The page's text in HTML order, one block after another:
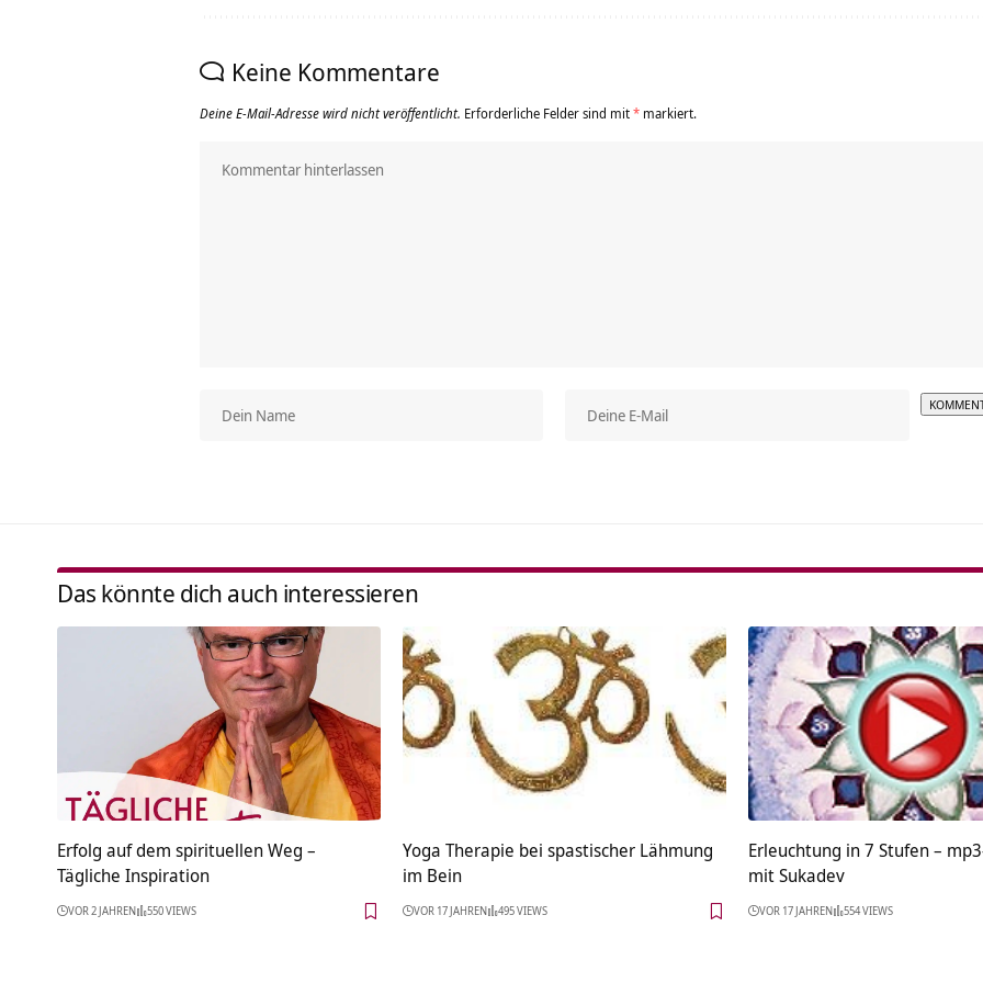
Keine Kommentare
Deine E-Mail-Adresse wird nicht veröffentlicht. Erforderliche Felder sind mit* markiert.
Das könnte dich auch interessieren
Erfolg auf dem spirituellen Weg –
Tägliche Inspiration
VOR 2 JAHREN 550 VIEWS
Yoga Therapie bei spastischer Lähmung
im Bein
VOR 17 JAHREN 495 VIEWS
Erleuchtung in 7 Stufen –
mit Sukadev
VOR 17 JAHREN 554 VIEWS